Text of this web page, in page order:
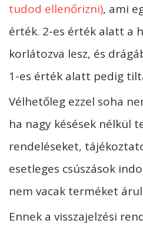
tudod ellenőrizni), ami
érték. 2-es érték alatt a
korlátozva lesz, és
1-es érték alatt pedig
Vélhetőleg ezzel soha
ha nagy késések nélkül
rendeléseket,
esetleges csúszások
nem vacak terméket
Ennek a visszajelzési